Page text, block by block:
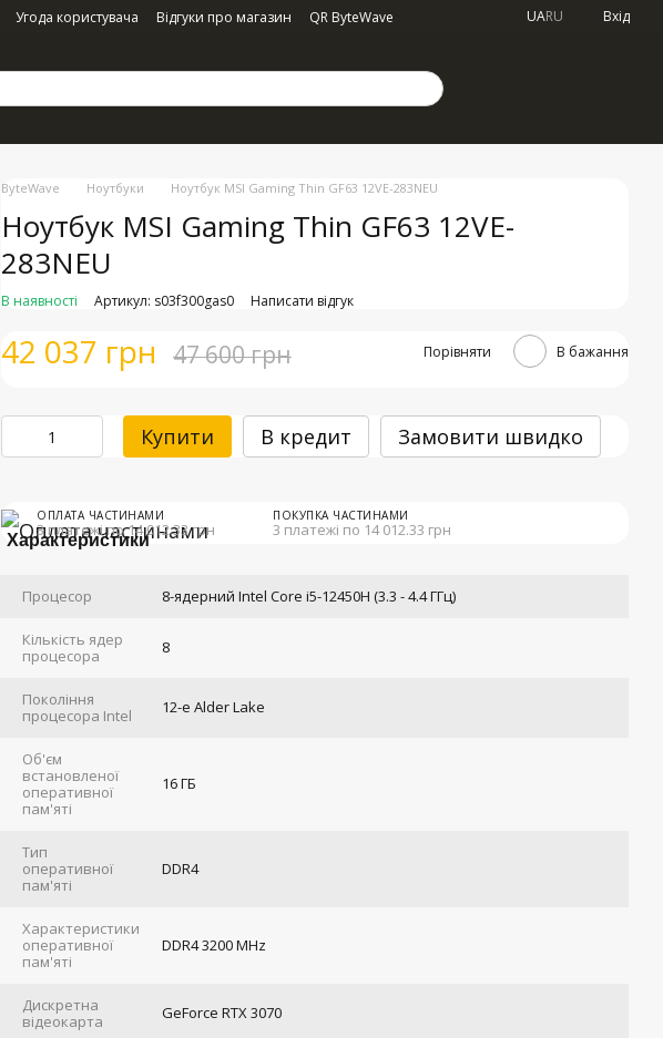
Угода користувача Відгуки про магазин QR ByteWave UARU Вхід
ByteWave Ноутбуки Ноутбук MSI Gaming Thin GF63 12VE-283NEU
Ноутбук MSI Gaming Thin GF63 12VE-
283NEU
В наявності Артикул: s03f300gas0 Написати відгук
42 037 грн 47 600 грн Порівняти В бажання
Купити В кредит Замовити швидко
ОПЛАТА ЧАСТИНАМИ
3 платежі по 14 012.33 грн
ПОКУПКА ЧАСТИНАМИ
3 платежі по 14 012.33 грн
Характеристики
Процесор 8-ядерний Intel Core i5-12450H (3.3 - 4.4 ГГц)
Кількість ядер
процесора
8
Покоління
процесора Intel
12-е Alder Lake
Об'єм
встановленої
оперативної
пам'яті
16 ГБ
Тип
оперативної
пам'яті
DDR4
Характеристики
оперативної
пам'яті
DDR4 3200 MHz
Дискретна
відеокарта
GeForce RTX 3070